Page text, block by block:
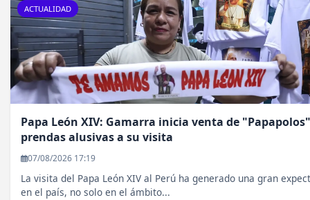
ACTUALIDAD
Papa León XIV: Gamarra inicia venta de
prendas alusivas a su visita
07/08/2026 17:19
La visita del Papa León XIV al Perú ha generado una gran
en el país, no solo en el ámbito...